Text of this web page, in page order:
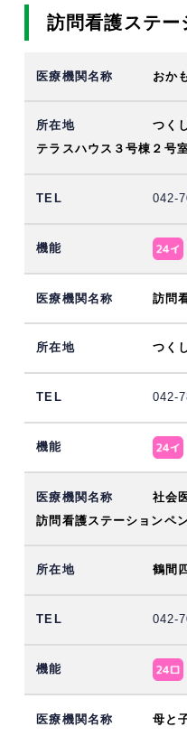
訪問看護ステー
おか
つく
テラスハウス３号棟２号
042-
訪問
つく
042-
社会
訪問看護ステーションペ
鶴間
042-
母と